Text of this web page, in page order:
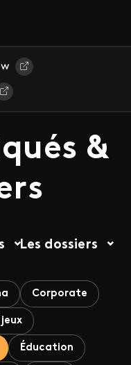
&
Les dossiers
Corporate
Éducation